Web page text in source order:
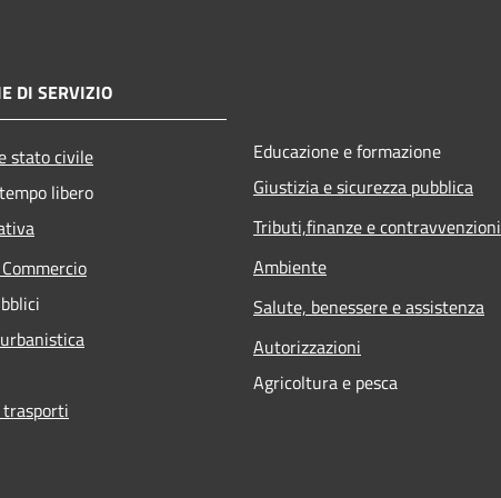
DI SERVIZIO
stato civile
libero
Educazione e formazione
Giustizia e sicurezza pubblica
Tributi,finanze e contravvenzioni
Ambiente
Salute, benessere e assistenza
Autorizzazioni
Agricoltura e pesca